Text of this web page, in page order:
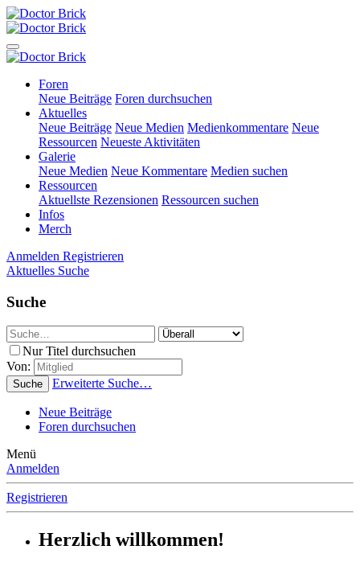
Foren
Neue Beiträge Foren durchsuchen
Aktuelles
Neue Beiträge Neue Medien Medienkommentare Neue
Ressourcen Neueste Aktivitäten
Galerie
Neue Medien Neue Kommentare Medien suchen
Ressourcen
Aktuellste Rezensionen Ressourcen suchen
Infos
Merch
Anmelden Registrieren
Aktuelles Suche
Suche
Nur Titel durchsuchen
Von:
Suche Erweiterte Suche…
Neue Beiträge
Foren durchsuchen
Menü
Anmelden
Registrieren
Herzlich willkommen!